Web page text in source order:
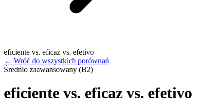
eficiente vs. eficaz vs. efetivo
← Wróć do wszystkich porównań
Średnio zaawansowany (B2)
eficiente vs. eficaz vs. efetivo